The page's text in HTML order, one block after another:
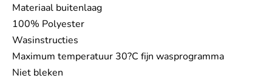
Materiaal buitenlaag
100% Polyester
Wasinstructies
Maximum temperatuur 30?C fijn wasprogramma
Niet bleken